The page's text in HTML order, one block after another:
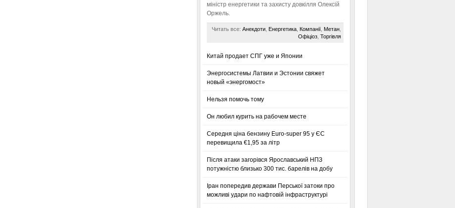
міністр енергетики та захисту довкілля Олексій
Оржель.
Читать все: Анекдоти, Енергетика, Компанії, Метан,
Офіціоз, Торгівля
Китай продает СПГ уже и Японии
Энергосистемы Латвии и Эстонии свяжет
новый «энергомост»
Нельзя помочь тому
Он любил курить на рабочем месте
Середня ціна бензину Euro-super 95 у ЄС
перевищила €1,95 за літр
Після атаки загорівся Ярославський НПЗ
потужністю близько 300 тис. барелів на добу
Іран попередив держави Перської затоки про
можливі удари по нафтовій інфраструктурі